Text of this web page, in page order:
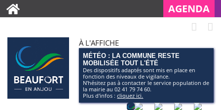
AGENDA
À L'AFFICHE
MÉTÉO : LA COMMUNE RESTE
MOBILISÉE TOUT L'ÉTÉ
Des dispositifs adaptés sont mis en place en
fonction des niveaux de vigilance.
N’hésitez pas à contacter le service population de
la mairie au 02 41 79 74 60.
Plus d'infos :cliquez ici.